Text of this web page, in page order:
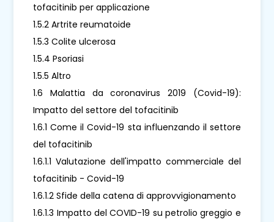
tofacitinib per applicazione
1.5.2 Artrite reumatoide
1.5.3 Colite ulcerosa
1.5.4 Psoriasi
1.5.5 Altro
1.6 Malattia da coronavirus 2019 (Covid-19):
Impatto del settore del tofacitinib
1.6.1 Come il Covid-19 sta influenzando il settore
del tofacitinib
1.6.1.1 Valutazione dell'impatto commerciale del
tofacitinib - Covid-19
1.6.1.2 Sfide della catena di approvvigionamento
1.6.1.3 Impatto del COVID-19 su petrolio greggio e